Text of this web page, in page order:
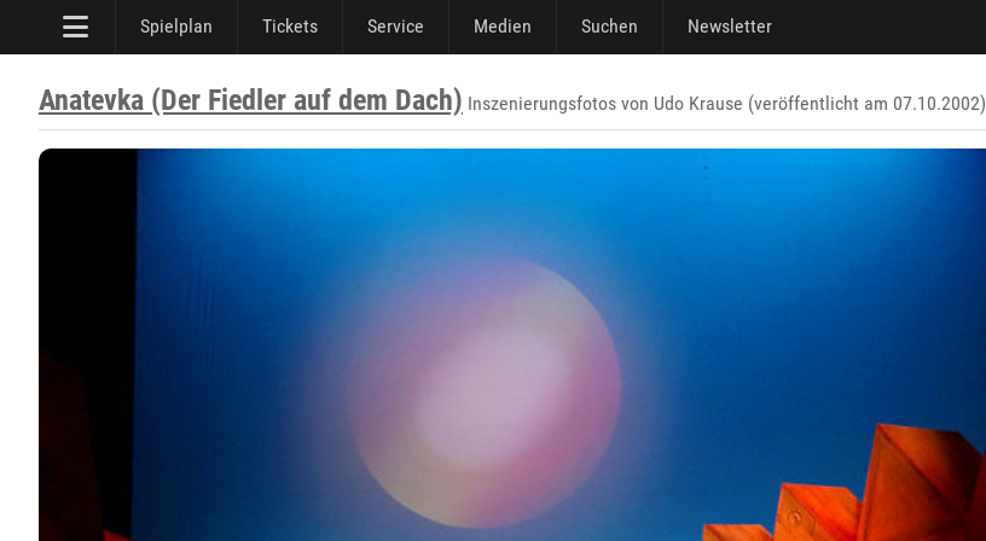
Spielplan Tickets Service Medien Suchen Newsletter
Anatevka (Der Fiedler auf dem Dach) Inszenierungsfotos von Udo Krause (veröffentlicht am 07.10.2002)